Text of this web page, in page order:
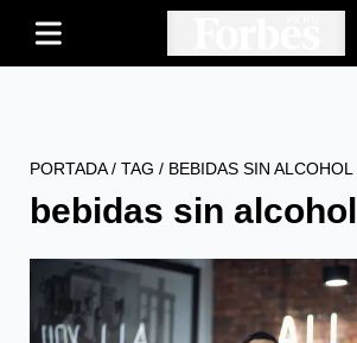
PORTADA/ TAG / BEBIDAS SIN ALCOHOL
bebidas sin alcohol